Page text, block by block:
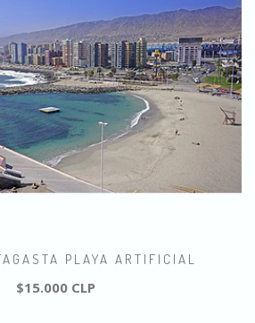
PLAYA ARTIFICIAL
$15.000 CLP